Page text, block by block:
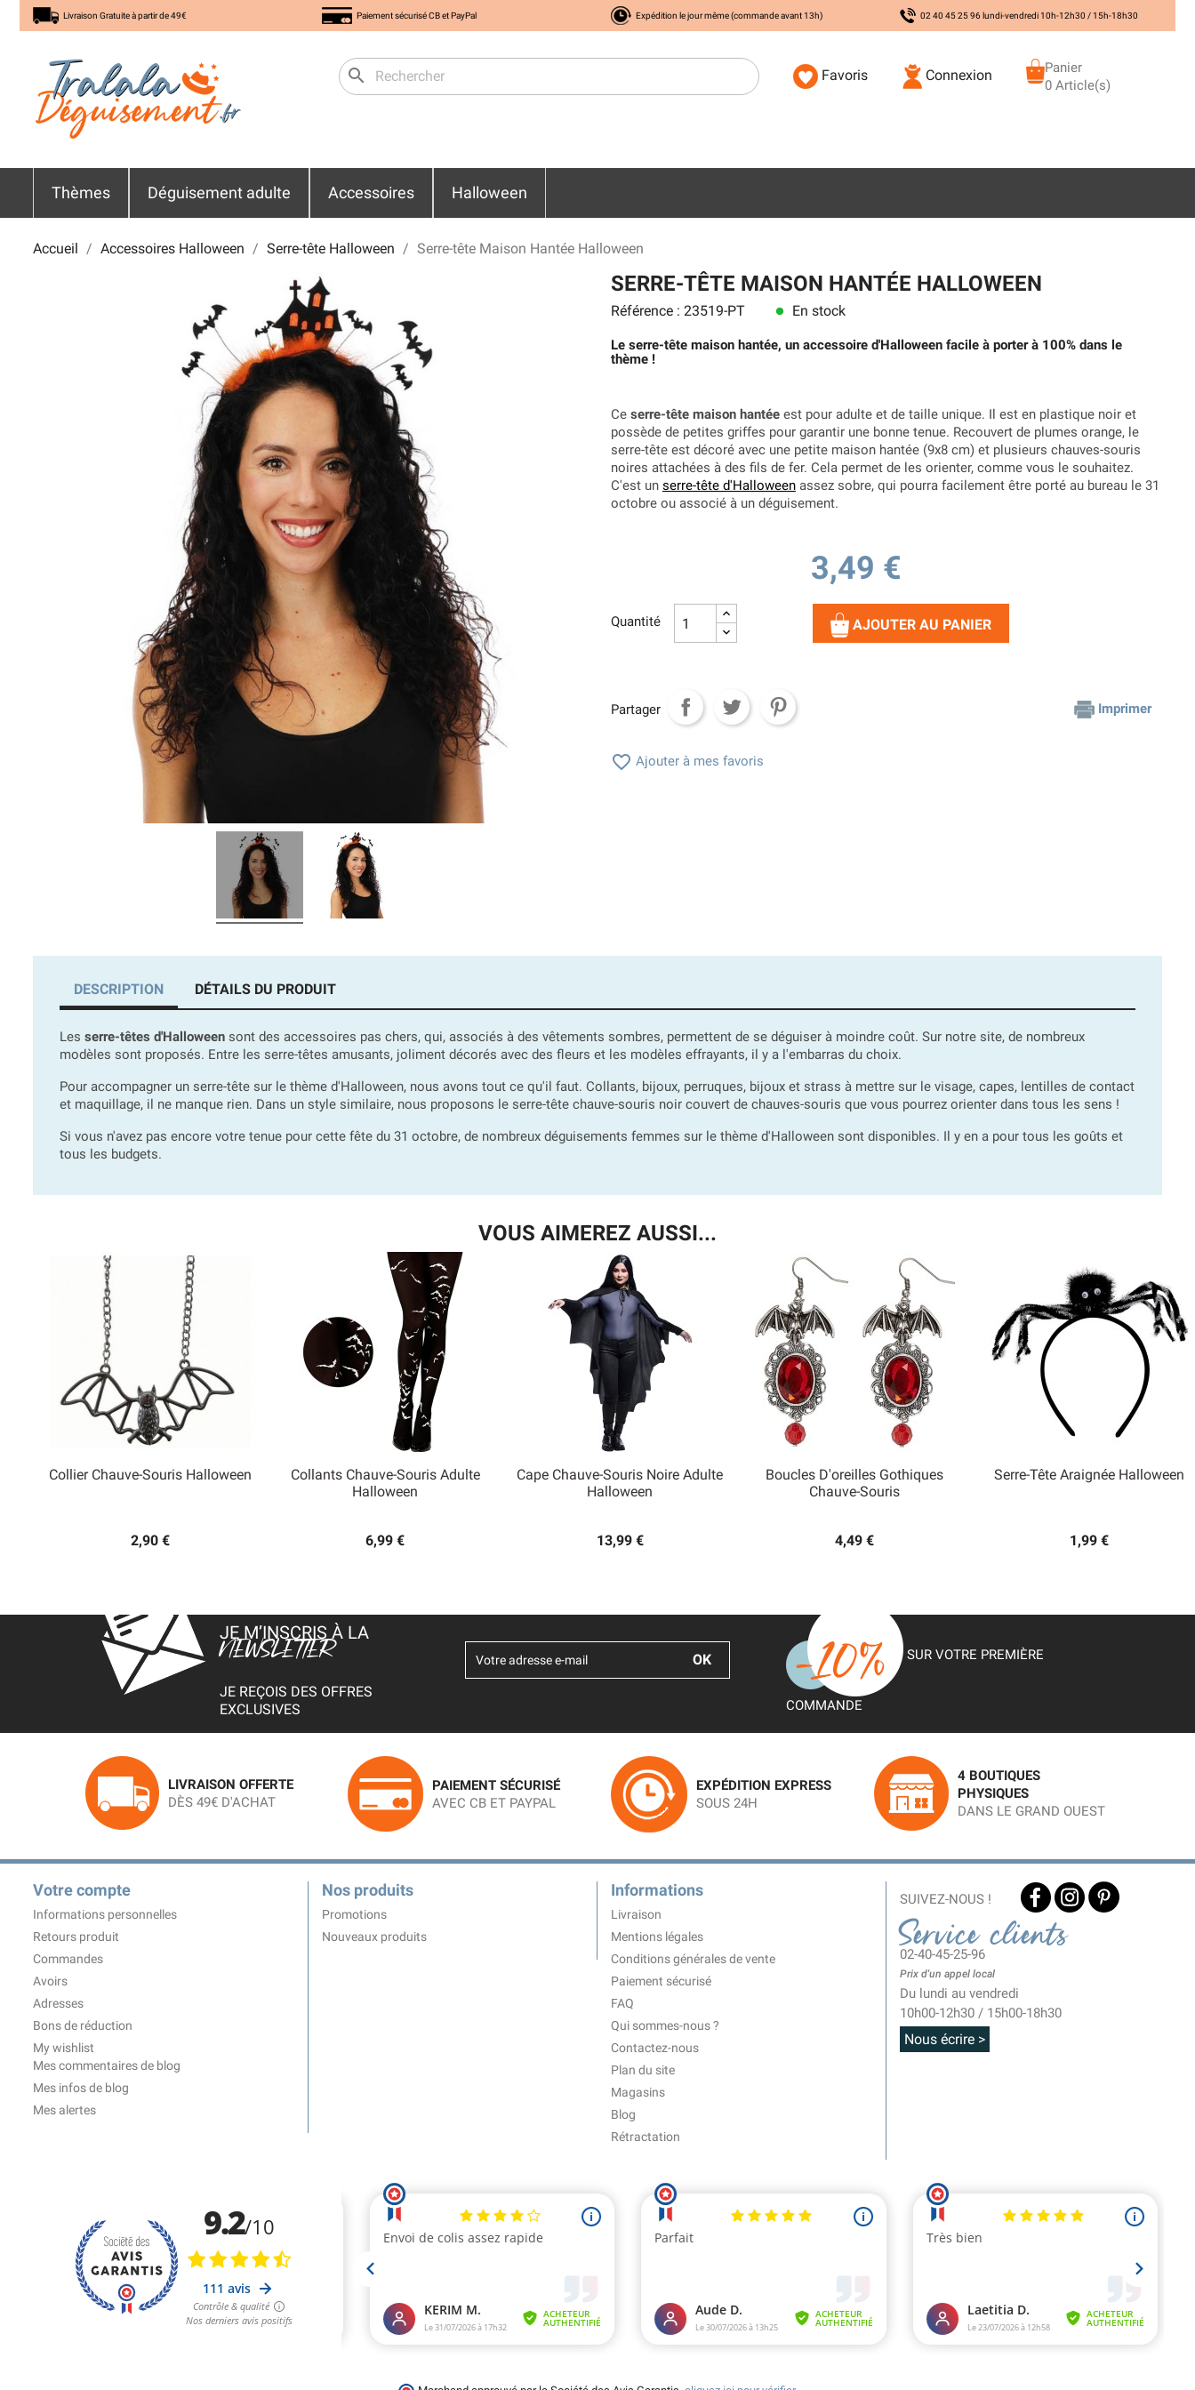
Livraison Gratuite à partir de 49€ Paiement sécurisé CB et PayPal Expédition le jour même (commande avant 13h) 02 40 45 25 96 lundi-vendredi 10h-12h30 / 15h-18h30
search Favoris Connexion
Panier
0 Article(s)
Thèmes Déguisement adulte Accessoires Halloween
Accueil Accessoires Halloween Serre-tête Halloween Serre-tête Maison Hantée Halloween
SERRE-TÊTE MAISON HANTÉE HALLOWEEN
Référence : 23519-PT lens En stock
Le serre-tête maison hantée, un accessoire d'Halloween facile à porter à 100% dans le
thème !
Ce serre-tête maison hantée est pour adulte et de taille unique. Il est en plastique noir et
possède de petites griffes pour garantir une bonne tenue. Recouvert de plumes orange, le
serre-tête est décoré avec une petite maison hantée (9x8 cm) et plusieurs chauves-souris
noires attachées à des fils de fer. Cela permet de les orienter, comme vous le souhaitez.
C'est un serre-tête d'Halloween assez sobre, qui pourra facilement être porté au bureau le 31
octobre ou associé à un déguisement.
3,49 €
Quantité AJOUTER AU PANIER
Partager Imprimer
 Ajouter à mes favoris
DESCRIPTION DÉTAILS DU PRODUIT
Les serre-têtes d'Halloween sont des accessoires pas chers, qui, associés à des vêtements sombres, permettent de se déguiser à moindre coût. Sur notre site, de nombreux
modèles sont proposés. Entre les serre-têtes amusants, joliment décorés avec des fleurs et les modèles effrayants, il y a l'embarras du choix.
Pour accompagner un serre-tête sur le thème d'Halloween, nous avons tout ce qu'il faut. Collants, bijoux, perruques, bijoux et strass à mettre sur le visage, capes, lentilles de contact
et maquillage, il ne manque rien. Dans un style similaire, nous proposons le serre-tête chauve-souris noir couvert de chauves-souris que vous pourrez orienter dans tous les sens !
Si vous n'avez pas encore votre tenue pour cette fête du 31 octobre, de nombreux déguisements femmes sur le thème d'Halloween sont disponibles. Il y en a pour tous les goûts et
tous les budgets.
VOUS AIMEREZ AUSSI...
Collier Chauve-Souris Halloween
2,90 €
Collants Chauve-Souris Adulte
Halloween
6,99 €
Aperçu rapide
Cape Chauve-Souris Noire Adulte
Halloween
13,99 €
Aperçu rapide
Boucles D'oreilles Gothiques
Chauve-Souris
4,49 €
Aperçu rapide
Serre-Tête Araignée Halloween
1,99 €
JE M’INSCRIS À LA
NEWSLETTER
JE REÇOIS DES OFFRES
EXCLUSIVES
SUR VOTRE PREMIÈRE
COMMANDE
LIVRAISON OFFERTE
DÈS 49€ D'ACHAT
PAIEMENT SÉCURISÉ
AVEC CB ET PAYPAL
EXPÉDITION EXPRESS
SOUS 24H
4 BOUTIQUES
PHYSIQUES
DANS LE GRAND OUEST
Votre compte
Informations personnelles
Retours produit
Commandes
Avoirs
Adresses
Bons de réduction
My wishlist
Mes commentaires de blog
Mes infos de blog
Mes alertes
Nos produits
Promotions
Nouveaux produits
Informations
Livraison
Mentions légales
Conditions générales de vente
Paiement sécurisé
FAQ
Qui sommes-nous ?
Contactez-nous
Plan du site
Magasins
Blog
Rétractation
SUIVEZ-NOUS !
Service clients
02-40-45-25-96
Prix d'un appel local
Du lundi au vendredi
10h00-12h30 / 15h00-18h30
Nous écrire >